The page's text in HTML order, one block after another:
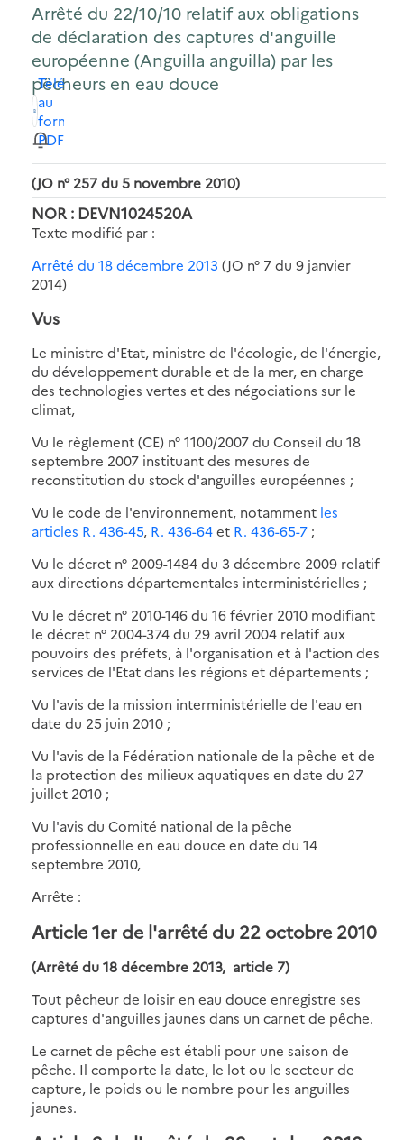
Arrêté du 22/10/10 relatif aux obligations
de déclaration des captures d'anguille
européenne (Anguilla anguilla) par les
pêcheurs en eau douce
Télécharger
au
format
PDF
(JO n° 257 du 5 novembre 2010)
NOR : DEVN1024520A
Texte modifié par :
Arrêté du 18 décembre 2013 (JO n° 7 du 9 janvier
2014)
Vus
Le ministre d'Etat, ministre de l'écologie, de l'énergie,
du développement durable et de la mer, en charge
des technologies vertes et des négociations sur le
climat,
Vu le règlement (CE) n° 1100/2007 du Conseil du 18
septembre 2007 instituant des mesures de
reconstitution du stock d'anguilles européennes ;
Vu le code de l'environnement, notamment les
articles R. 436-45, R. 436-64et R. 436-65-7 ;
Vu le décret n° 2009-1484 du 3 décembre 2009 relatif
aux directions départementales interministérielles ;
Vu le décret n° 2010-146 du 16 février 2010 modifiant
le décret n° 2004-374 du 29 avril 2004 relatif aux
pouvoirs des préfets, à l'organisation et à l'action des
services de l'Etat dans les régions et départements ;
Vu l'avis de la mission interministérielle de l'eau en
date du 25 juin 2010 ;
Vu l'avis de la Fédération nationale de la pêche et de
la protection des milieux aquatiques en date du 27
juillet 2010 ;
Vu l'avis du Comité national de la pêche
professionnelle en eau douce en date du 14
septembre 2010,
Arrête :
Article 1er de l'arrêté du 22 octobre 2010
(Arrêté du 18 décembre 2013, article 7)
Tout pêcheur de loisir en eau douce enregistre ses
captures d'anguilles jaunes dans un carnet de pêche.
Le carnet de pêche est établi pour une saison de
pêche. Il comporte la date, le lot ou le secteur de
capture, le poids ou le nombre pour les anguilles
jaunes.